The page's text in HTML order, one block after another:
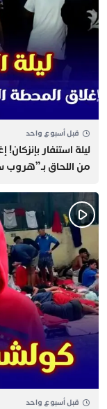
قبل أسبوع واحد
​ليلة استنفار
من اللحاق بـ”هروب
قبل أسبوع واحد